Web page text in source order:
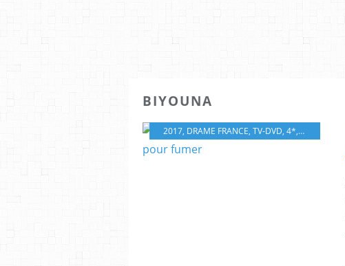
BIYOUNA
2017, DRAME FRANCE, TV-DVD, 4*, RAYHANA